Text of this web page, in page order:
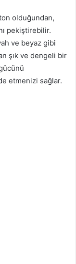
olduğundan,
pekiştirebilir.
ve beyaz gibi
şık ve dengeli bir
etmenizi sağlar.